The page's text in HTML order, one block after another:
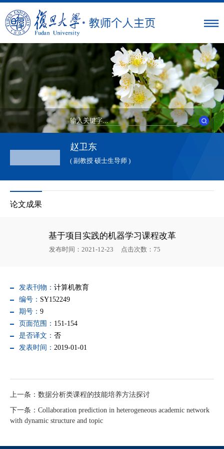
赵卫东
( 副教授 硕士生导师 )
论文成果
基于项目实践的机器学习课程改革
发布时间：2021-12-23 点击次数： 75
发表刊物： 计算机教育
编号： SY152249
期号： 9
页面范围： 151-154
是否译文： 否
发表时间： 2019-01-01
上一条：数据分析类课程的技能培养方法探讨
下一条：Collaboration prediction in heterogeneous academic network
with dynamic structure and topic